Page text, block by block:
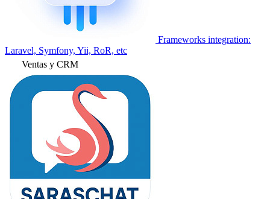
Frameworks integration:
Laravel, Symfony, Yii, RoR, etc
Ventas y CRM